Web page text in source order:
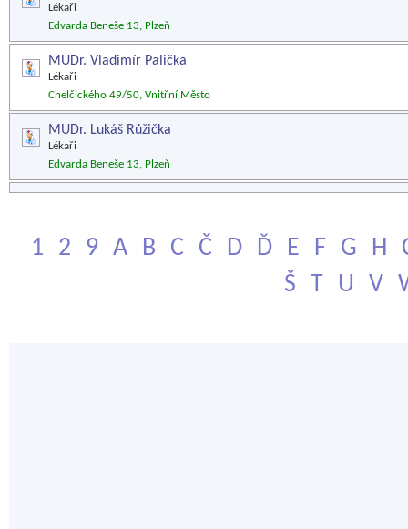
Lékaři
Edvarda Beneše 13, Plzeň
MUDr. Vladimír Palička
Lékaři
Chelčického 49/50, Vnitřní Město
MUDr. Lukáš Růžička
Lékaři
Edvarda Beneše 13, Plzeň
1 2 9 A B C Č D Ď E F G H
Š
T U V